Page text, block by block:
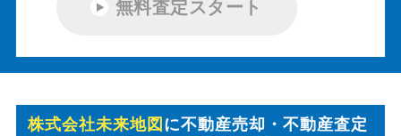
無料査定スタート
株式会社未来地図 に不動産売却・不動産査定